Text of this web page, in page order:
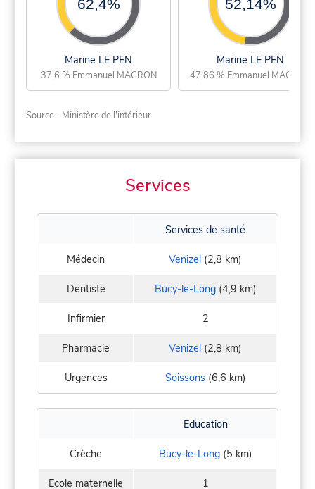
62,4%
Marine LE PEN
37,6 % Emmanuel MACRON
52,14%
Marine LE PEN
47,86 % Emmanuel MACRON
Source - Ministère de l'intérieur
Services
Services de santé
Médecin Venizel (2,8 km)
Dentiste Bucy-le-Long(4,9 km)
Infirmier 2
Pharmacie Venizel (2,8 km)
Urgences Soissons(6,6 km)
Education
Crèche Bucy-le-Long(5 km)
Ecole maternelle 1